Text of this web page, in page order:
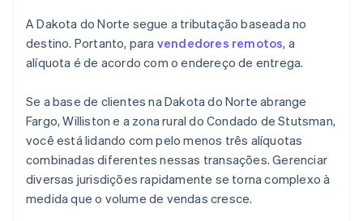
A Dakota do Norte segue a tributação baseada no
destino. Portanto, para vendedores remotos, a
alíquota é de acordo com o endereço de entrega.
Se a base de clientes na Dakota do Norte abrange
Fargo, Williston e a zona rural do Condado de Stutsman,
você está lidando com pelo menos três alíquotas
combinadas diferentes nessas transações. Gerenciar
diversas jurisdições rapidamente se torna complexo à
medida que o volume de vendas cresce.